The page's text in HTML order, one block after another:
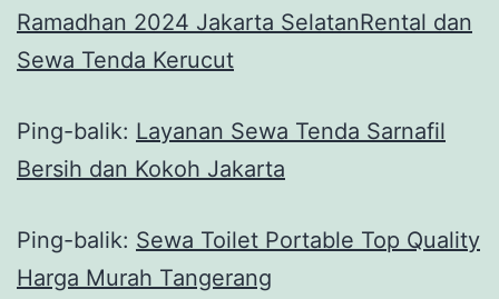
Ramadhan 2024 Jakarta SelatanRental dan
Sewa Tenda Kerucut
Ping-balik: Layanan Sewa Tenda Sarnafil
Bersih dan Kokoh Jakarta
Ping-balik: Sewa Toilet Portable Top Quality
Harga Murah Tangerang